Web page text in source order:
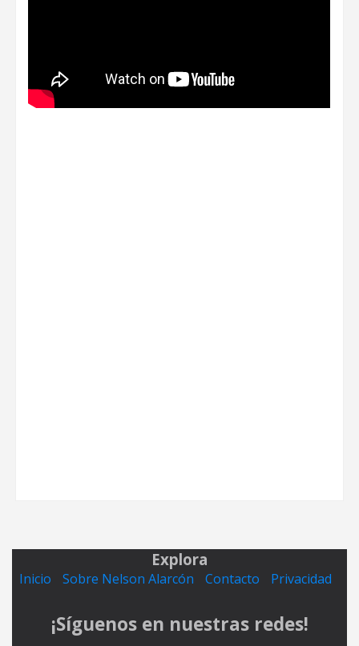
Explora
Inicio Sobre Nelson Alarcón Contacto Privacidad
¡Síguenos en nuestras redes!